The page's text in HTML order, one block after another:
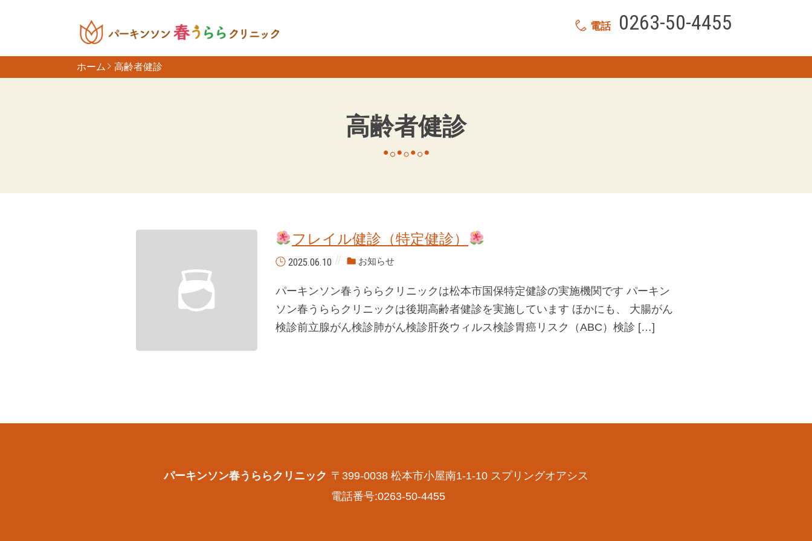
電話 0263-50-4455
高齢者健診
ホーム 高齢者健診
フレイル健診（特定健診）
2025.06.10 お知らせ
パーキンソン春うららクリニックは松本市国保特定健診の実施機関です パーキン
ソン春うららクリニックは後期高齢者健診を実施しています ほかにも、 大腸がん
検診前立腺がん検診肺がん検診肝炎ウィルス検診胃癌リスク（ABC）検診 […]
パーキンソン春うららクリニック 〒399-0038 松本市小屋南1-1-10 スプリングオアシス
電話番号:0263-50-4455